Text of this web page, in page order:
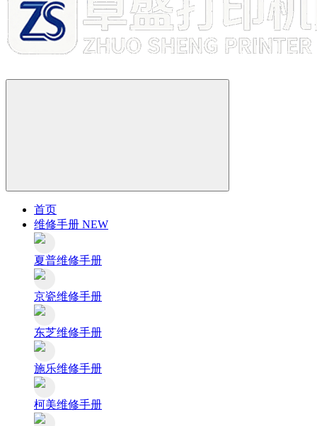
首页
维修手册 NEW
夏普维修手册
京瓷维修手册
东芝维修手册
施乐维修手册
柯美维修手册